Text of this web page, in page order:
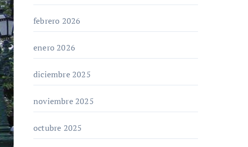
febrero 2026
enero 2026
diciembre 2025
noviembre 2025
octubre 2025